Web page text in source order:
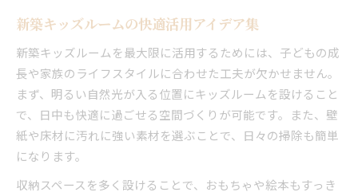
新築キッズルームの快適活用アイデア集
新築キッズルームを最大限に活用するためには、子どもの成
長や家族のライフスタイルに合わせた工夫が欠かせません。
まず、明るい自然光が入る位置にキッズルームを設けること
で、日中も快適に過ごせる空間づくりが可能です。また、壁
紙や床材に汚れに強い素材を選ぶことで、日々の掃除も簡単
になります。
収納スペースを多く設けることで、おもちゃや絵本もすっき